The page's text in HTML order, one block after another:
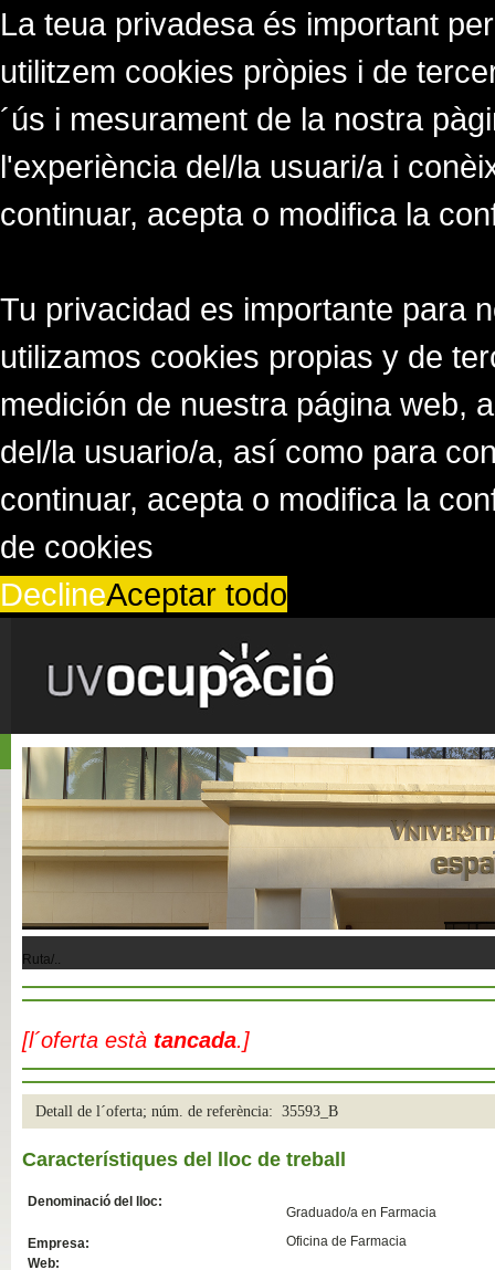
La teua privadesa és important
utilitzem cookies pròpies i de
´ús i mesurament de la nostra
l'experiència del/la usuari/a i
continuar, acepta o modifica la
Tu privacidad es importante para
utilizamos cookies propias y de
medición de nuestra página web,
del/la usuario/a, así como para
continuar, acepta o modifica la
de cookies
DeclineAceptar todo
Slide01
Ruta/..
[l´oferta està tancada.]
Detall de l´oferta; núm. de referència: 35593_B
Característiques del lloc de treball
Denominació del lloc:
Graduado/a en Farmacia
Empresa:
Oficina de Farmacia
Web: